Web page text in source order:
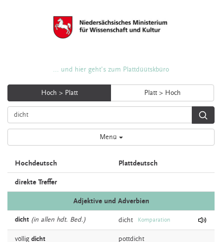
... und hier geht's zum Plattdüütskbüro
Hoch > Platt Platt > Hoch
Menü
Hochdeutsch Plattdeutsch
direkte Treffer
Adjektive und Adverbien
dicht (in allen hdt. Bed.) dicht Komparation
völlig dicht pottdicht